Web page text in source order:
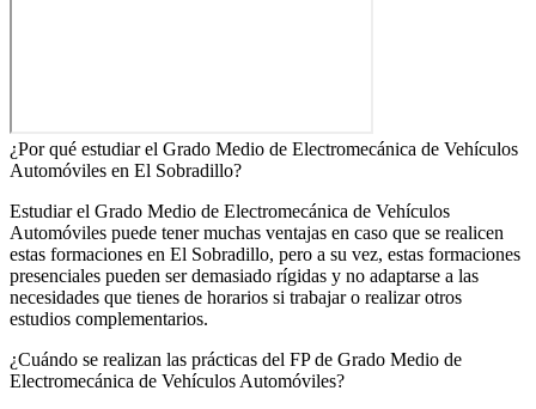
¿Por qué estudiar el Grado Medio de Electromecánica de Vehículos
Automóviles en El Sobradillo?
Estudiar el Grado Medio de Electromecánica de Vehículos
Automóviles puede tener muchas ventajas en caso que se realicen
estas formaciones en El Sobradillo, pero a su vez, estas formaciones
presenciales pueden ser demasiado rígidas y no adaptarse a las
necesidades que tienes de horarios si trabajar o realizar otros
estudios complementarios.
¿Cuándo se realizan las prácticas del FP de Grado Medio de
Electromecánica de Vehículos Automóviles?​